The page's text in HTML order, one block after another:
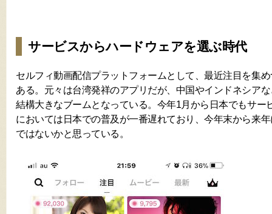
サービスからハードウェアを選ぶ時代
セルフィ動画配信プラットフォームとして、最近注目を集
ある。元々は台湾発祥のアプリだが、中国やインドネシア
結構大きなブームとなっている。今年1月から日本でもサー
においては日本での普及が一番遅れており、今年末から来
ではないかと思っている。